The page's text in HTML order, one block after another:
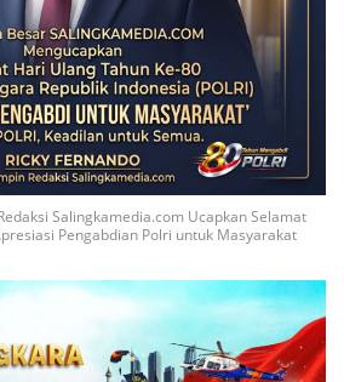
Salingkamedia.com Ucapkan Selamat
Pengabdian Polri untuk Masyarakat